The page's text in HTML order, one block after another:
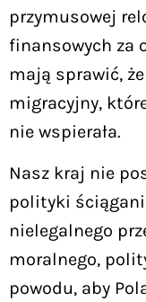
przymusowej
finansowych za
mają sprawić,
migracyjny,
nie wspierała.
Nasz kraj nie
polityki
nielegalnego
moralnego,
powodu, aby